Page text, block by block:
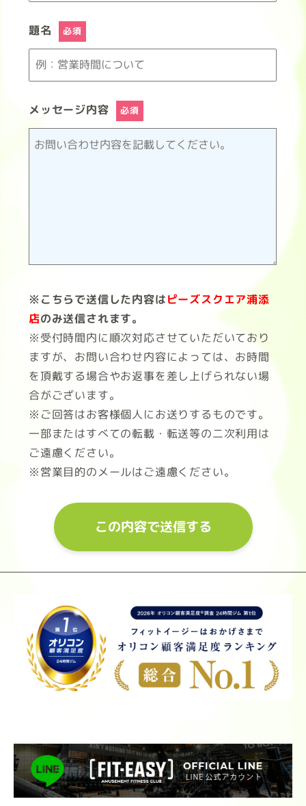
題名 必須
メッセージ内容 必須
※こちらで送信した内容は ピーズスクエア浦添
店のみ送信されます。
※受付時間内に順次対応させていただいており
ますが、お問い合わせ内容によっては、お時間
を頂戴する場合やお返事を差し上げられない場
合がございます。
※ご回答はお客様個人にお送りするものです。
一部またはすべての転載・転送等の二次利用は
ご遠慮ください。
※営業目的のメールはご遠慮ください。